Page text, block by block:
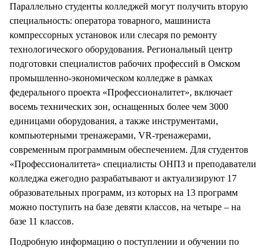
Параллельно студенты колледжей могут получить вторую
специальность: оператора товарного, машиниста
компрессорных установок или слесаря по ремонту
технологического оборудования. Региональный центр
подготовки специалистов рабочих профессий в Омском
промышленно-экономическом колледже в рамках
федерального проекта «Профессионалитет», включает
восемь технических зон, оснащенных более чем 3000
единицами оборудования, а также инструментами,
компьютерными тренажерами, VR-тренажерами,
современным программным обеспечением. Для студентов
«Профессионалитета» специалисты ОНПЗ и преподаватели
колледжа ежегодно разрабатывают и актуализируют 17
образовательных программ, из которых на 13 программ
можно поступить на базе девяти классов, на четыре – на
базе 11 классов.
Подробную информацию о поступлении и обучении по